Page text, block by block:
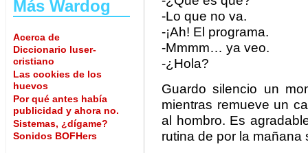
Más Wardog
Acerca de
Diccionario luser-
cristiano
Las cookies de los
huevos
Por qué antes había
publicidad y ahora no.
Sistemas, ¿dígame?
Sonidos BOFHers
-Lo que no va.
-¡Ah! El programa.
-Mmmm… ya veo.
-¿Hola?
Guardo silencio un
mientras remueve un
al hombro. Es
rutina de por la mañana